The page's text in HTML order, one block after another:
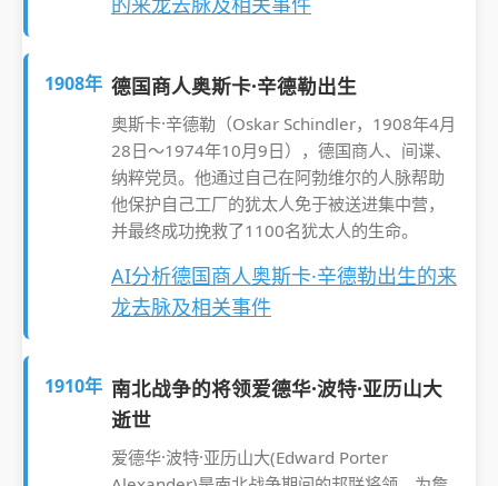
1908年 德国商人奥斯卡·辛德勒出生
奥斯卡·辛德勒（Oskar Schindler，1908年4月
28日～1974年10月9日），德国商人、间谍、
纳粹党员。他通过自己在阿勃维尔的人脉帮助
他保护自己工厂的犹太人免于被送进集中营，
并最终成功挽救了1100名犹太人的生命。
AI分析德国商人奥斯卡·辛德勒出生的来
龙去脉及相关事件
1910年 南北战争的将领爱德华·波特·亚历山大
逝世
爱德华·波特·亚历山大(Edward Porter